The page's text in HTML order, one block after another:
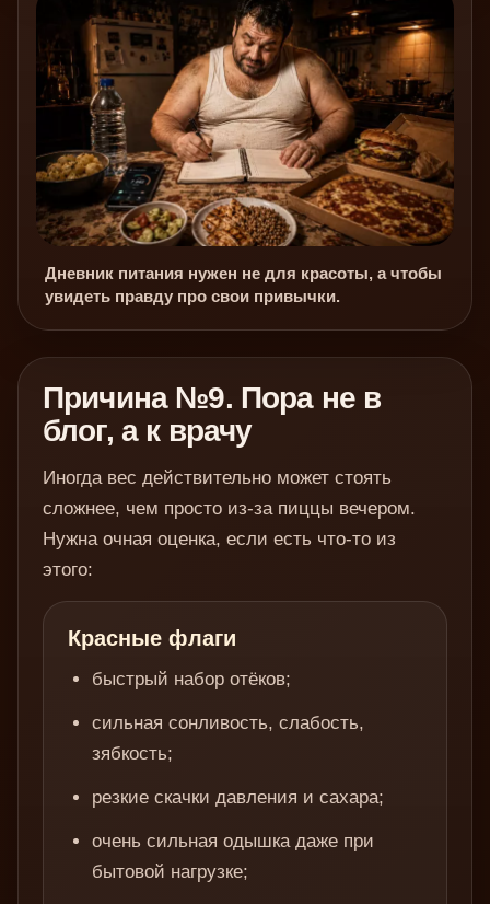
Дневник питания нужен не для красоты, а чтобы
увидеть правду про свои привычки.
Причина №9. Пора не в
блог, а к врачу
Иногда вес действительно может стоять
сложнее, чем просто из-за пиццы вечером.
Нужна очная оценка, если есть что-то из
этого:
Красные флаги
быстрый набор отёков;
сильная сонливость, слабость,
зябкость;
резкие скачки давления и сахара;
очень сильная одышка даже при
бытовой нагрузке;